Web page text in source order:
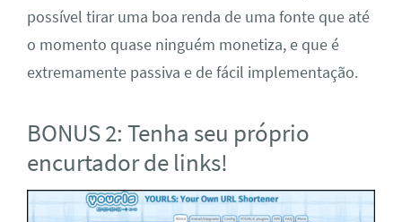
possível tirar uma boa renda de uma fonte que até
o momento quase ninguém monetiza, e que é
extremamente passiva e de fácil implementação.
BONUS 2: Tenha seu próprio
encurtador de links!